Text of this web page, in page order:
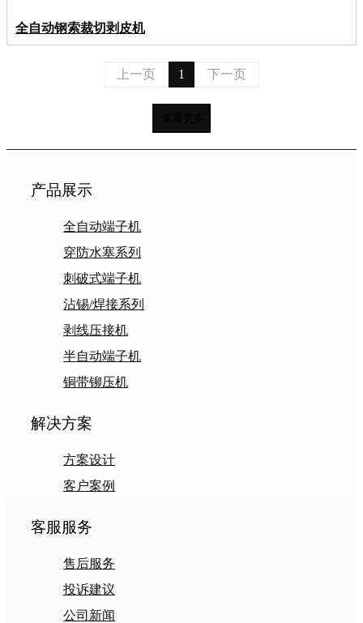
全自动钢索裁切剥皮机
上一页 1 下一页
产品展示
全自动端子机
穿防水塞系列
刺破式端子机
沾锡/焊接系列
剥线压接机
半自动端子机
铜带铆压机
解决方案
方案设计
客户案例
客服服务
售后服务
投诉建议
公司新闻